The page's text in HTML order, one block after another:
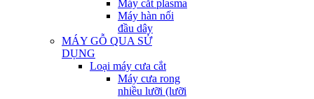
Máy cắt plasma
Máy hàn nối
đầu dây
MÁY GỖ QUA SỬ
DỤNG
Loại máy cưa cắt
Máy cưa rong
nhiều lưỡi (lưỡi